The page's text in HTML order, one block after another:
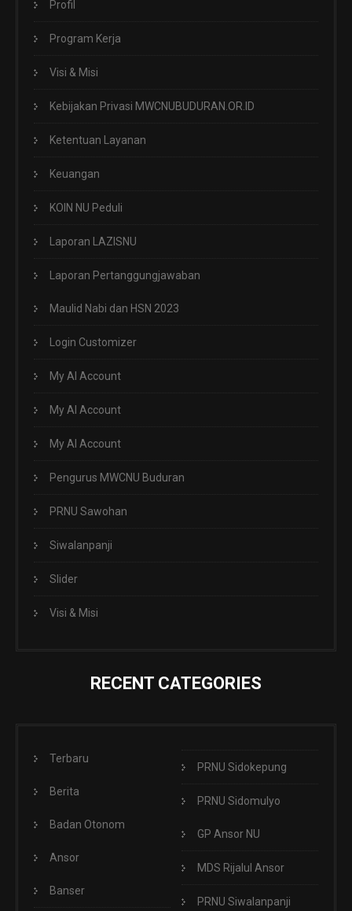
Profil
Program Kerja
Visi & Misi
Kebijakan Privasi MWCNUBUDURAN.OR.ID
Ketentuan Layanan
Keuangan
KOIN NU Peduli
Laporan LAZISNU
Laporan Pertanggungjawaban
Maulid Nabi dan HSN 2023
Login Customizer
My AI Account
My AI Account
My AI Account
Pengurus MWCNU Buduran
PRNU Sawohan
Siwalanpanji
Slider
Visi & Misi
RECENT CATEGORIES
Terbaru
Berita
Badan Otonom
Ansor
Banser
PRNU Sidokepung
PRNU Sidomulyo
GP Ansor NU
MDS Rijalul Ansor
PRNU Siwalanpanji